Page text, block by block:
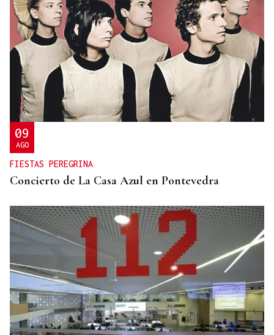
09
AGO
FIESTAS PEREGRINA
Concierto de La Casa Azul en Pontevedra